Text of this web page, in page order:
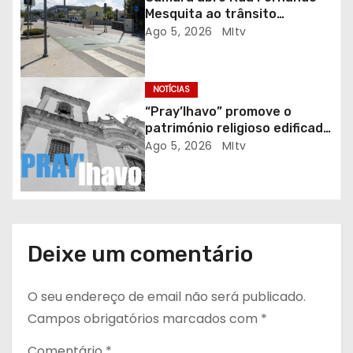
t
i
o
s
Mesquita ao trânsito
automóvel
Ago 5, 2026 MItv
NOTÍCIAS
“Pray’lhavo” promove o
património religioso edificado
do Arciprestado
Ago 5, 2026 MItv
Deixe um comentário
O seu endereço de email não será publicado.
Campos obrigatórios marcados com *